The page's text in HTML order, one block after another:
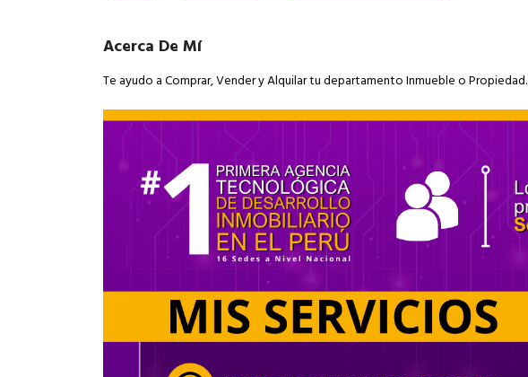
Acerca De Mí
Te ayudo a Comprar, Vender y Alquilar tu departamento Inmueble o Propiedad.